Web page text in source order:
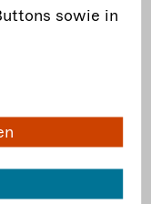
sowie in